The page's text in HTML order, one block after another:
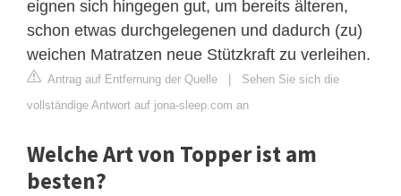
eignen sich hingegen gut, um bereits älteren,
schon etwas durchgelegenen und dadurch (zu)
weichen Matratzen neue Stützkraft zu verleihen.
Antrag auf Entfernung der Quelle | Sehen Sie sich die
vollständige Antwort auf jona-sleep.com an
Welche Art von Topper ist am
besten?